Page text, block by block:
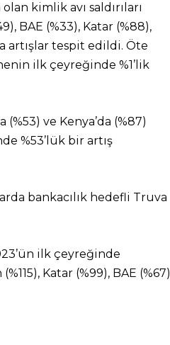
kimlik avı saldırıları
BAE (%33), Katar (%88),
artışlar tespit edildi. Öte
ilk çeyreğinde %1’lik
ve Kenya’da (%87)
%53’lük bir artış
bankacılık hedefli Truva
ilk çeyreğinde
Katar (%99), BAE (%67)